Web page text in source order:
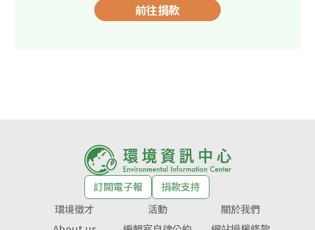
前往捐款
訂閱電子報
捐款支持
環境徵才
活動
關於我們